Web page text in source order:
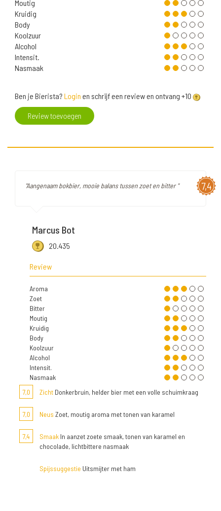
Moutig
Kruidig
Body
Koolzuur
Alcohol
Intensit.
Nasmaak
Ben je Bierista? Login en schrijf een review en ontvang +10
Review toevoegen
7,4
"Aangenaam bokbier, mooie balans tussen zoet en bitter "
Marcus Bot
20.435
Review
Aroma
Zoet
Bitter
Moutig
Kruidig
Body
Koolzuur
Alcohol
Intensit.
Nasmaak
7,0
Zicht Donkerbruin, helder bier met een volle schuimkraag
7,0 Neus Zoet, moutig aroma met tonen van karamel
7,4 Smaak In aanzet zoete smaak, tonen van karamel en
chocolade, lichtbittere nasmaak
Spijssuggestie Uitsmijter met ham